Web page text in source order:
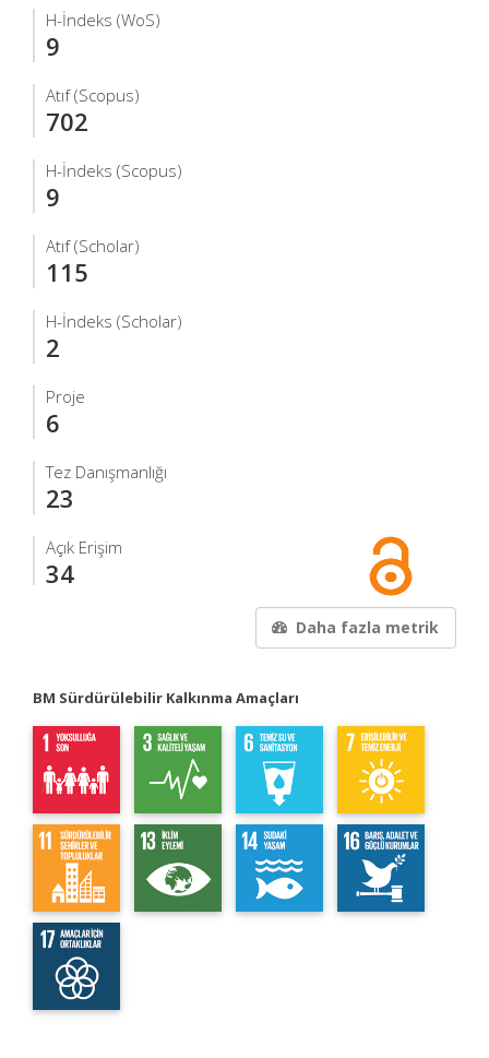
H-İndeks (WoS)
9
Atıf (Scopus)
702
H-İndeks (Scopus)
9
Atıf (Scholar)
115
H-İndeks (Scholar)
2
Proje
6
Tez Danışmanlığı
23
Açık Erişim
34
Daha fazla metrik
BM Sürdürülebilir Kalkınma Amaçları